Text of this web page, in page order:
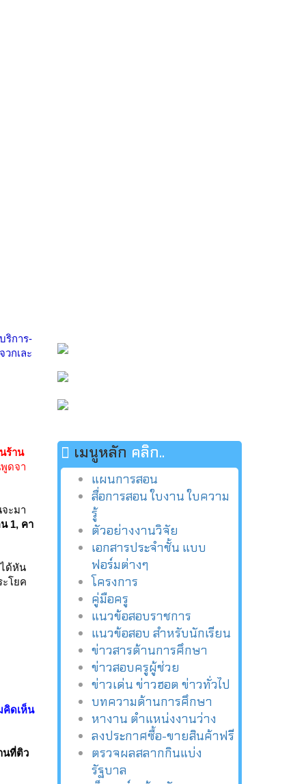
ริการ-
กเละ
ร้าน
ดจา
ะมา
1, คา
ด้หัน
โยค
คิดเห็น
นที่ติว
เมนูหลัก คลิก..
แผนการสอน
สื่อการสอน ใบงาน ใบความ
รู้
ตัวอย่างงานวิจัย
เอกสารประจำชั้น แบบ
ฟอร์มต่างๆ
โครงการ
คู่มือครู
แนวข้อสอบราชการ
แนวข้อสอบ สำหรับนักเรียน
ข่าวสารด้านการศึกษา
ข่าวสอบครูผู้ช่วย
ข่าวเด่น ข่าวฮอต ข่าวทั่วไป
บทความด้านการศึกษา
หางาน ตำแหน่งงานว่าง
ลงประกาศซื้อ-ขายสินค้าฟรี
ตรวจผลสลากกินแบ่ง
รัฐบาล